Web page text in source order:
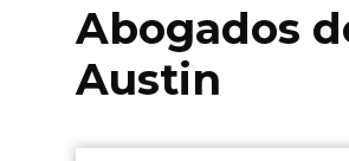
Abogados
Austin